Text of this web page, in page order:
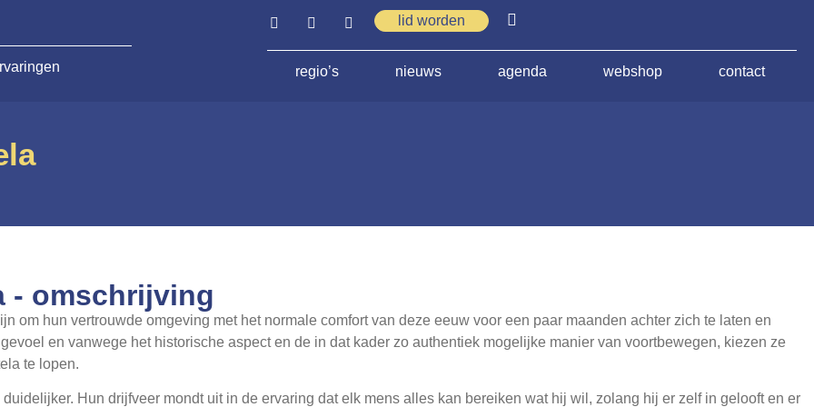
lid worden
regio’s nieuws agenda webshop contact
- omschrijving
om hun vertrouwde omgeving met het normale comfort van deze eeuw voor een paar maanden achter zich te laten en
en vanwege het historische aspect en de in dat kader zo authentiek mogelijke manier van voortbewegen, kiezen ze
te lopen.
Hun drijfveer mondt uit in de ervaring dat elk mens alles kan bereiken wat hij wil, zolang hij er zelf in gelooft en er